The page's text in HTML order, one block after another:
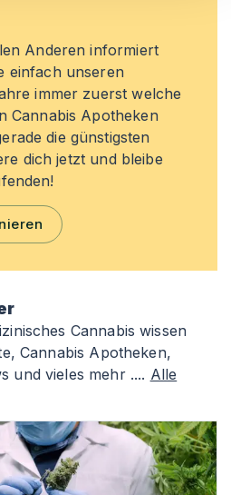
Anderen informiert
einfach unseren
immer zuerst welche
Cannabis Apotheken
die günstigsten
dich jetzt und bleibe
Cannabis wissen
Cannabis Apotheken,
und vieles mehr .... Alle